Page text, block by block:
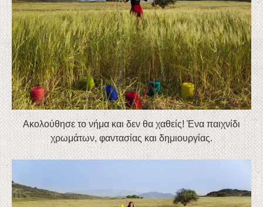
Ακολούθησε το νήμα και δεν θα χαθείς! Ένα παιχνίδι
χρωμάτων, φαντασίας και δημιουργίας.